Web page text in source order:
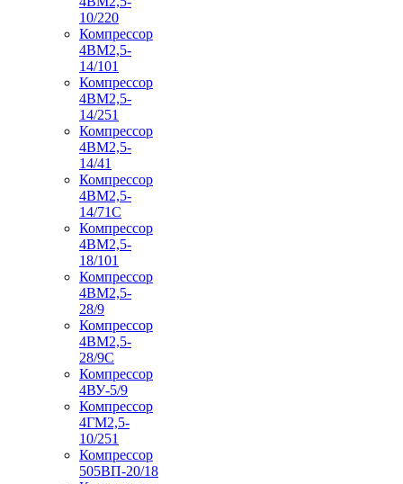
10/220
Компрессор
4ВМ2,5-
14/101
Компрессор
4ВМ2,5-
14/251
Компрессор
4ВМ2,5-
14/41
Компрессор
4ВМ2,5-
14/71C
Компрессор
4ВМ2,5-
18/101
Компрессор
4ВМ2,5-
28/9
Компрессор
4ВМ2,5-
28/9С
Компрессор
4ВУ-5/9
Компрессор
4ГМ2,5-
10/251
Компрессор
505ВП-20/18